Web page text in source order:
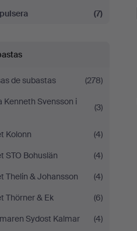
(7)
de subastas
(278)
Kenneth Svensson i
(3)
Kolonn
(4)
STO Bohuslän
(4)
Thelin & Johansson
(4)
Thörner & Ek
(6)
Sydost Kalmar
(4)